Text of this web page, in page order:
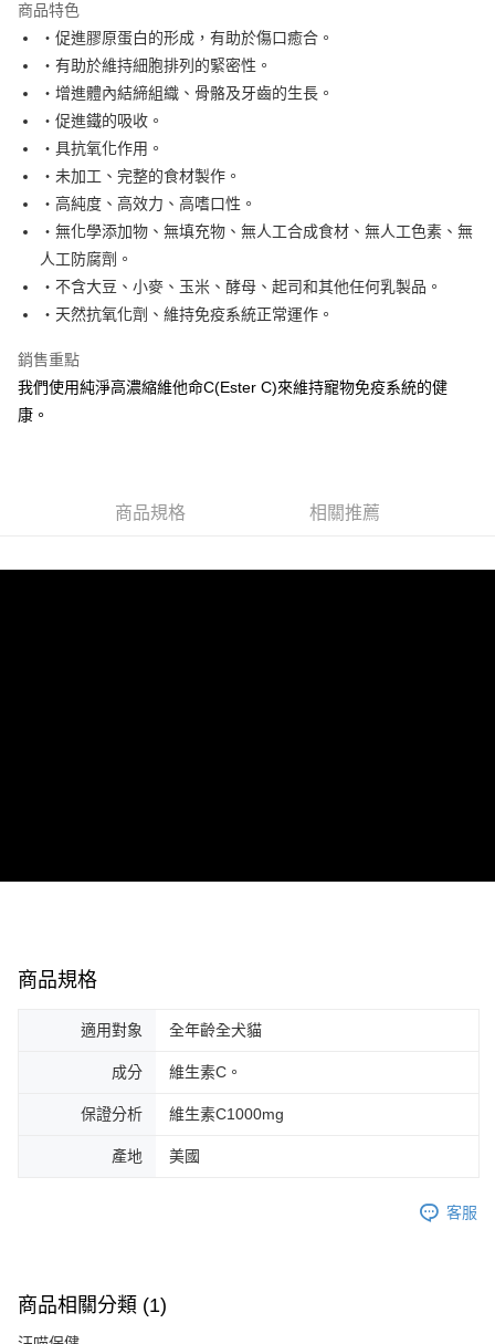
新竹貨運宅配
每筆NT$100，滿NT$1,000(含以上)免運費
祥億貨運
每筆NT$100，滿NT$1,000(含以上)免運費
離島宅配
每筆NT$200，滿NT$1,000(含以上)免運費
商品特色
・促進膠原蛋白的形成，有助於傷口癒合。
・有助於維持細胞排列的緊密性。
・增進體內結締組織、骨骼及牙齒的生長。
・促進鐵的吸收。
・具抗氧化作用。
・未加工、完整的食材製作。
・高純度、高效力、高嗜口性。
・無化學添加物、無填充物、無人工合成食材、無人工色素、無
人工防腐劑。
・不含大豆、小麥、玉米、酵母、起司和其他任何乳製品。
・天然抗氧化劑、維持免疫系統正常運作。
銷售重點
我們使用純淨高濃縮維他命C(Ester C)來維持寵物免疫系統的健
康。
商品規格 相關推薦
商品規格
適用對象 全年齡全犬貓
成分 維生素C。
保證分析 維生素C1000mg
產地 美國
客服
商品相關分類 (1)